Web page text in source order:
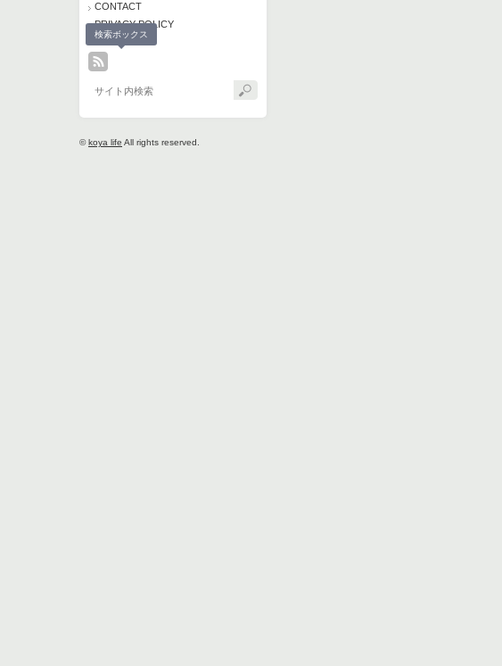
CONTACT
PRIVACY POLICY
検索ボックス
©koya life All rights reserved.